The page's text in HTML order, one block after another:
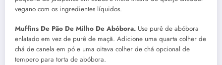
vegano com os ingredientes líquidos.
Muffins De Pão De Milho De Abóbora. Use purê de abóbora
enlatado em vez de purê de maçã. Adicione uma quarta colher de
chá de canela em pó e uma oitava colher de chá opcional de
tempero para torta de abóbora.